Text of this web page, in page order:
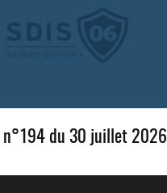
n°194 du 30 juillet 2026